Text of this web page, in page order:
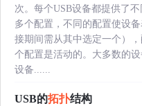
次。每个USB设备都提供了
多个配置，不同的配置使设
接期间需从其中选定一个）
个配置是活动的。大多数的
设备......
USB的拓扑结构